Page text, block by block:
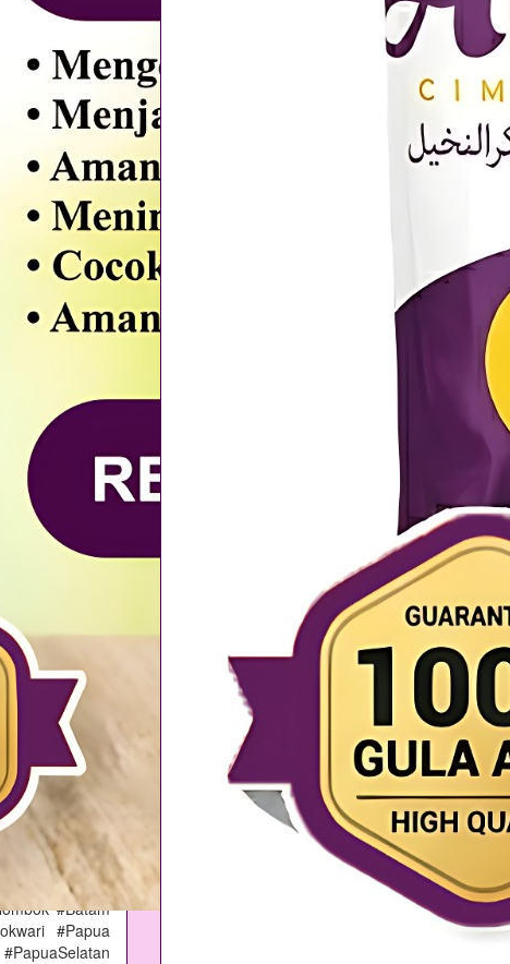
kami
Kami
Cimenteng
yang lama
yang
, rasa manis
di akhir
dengan
ini, dan
ke nomor
#Produsen
#Tempat
#Cianjur
#Purwakarta
#Sukabumi
#Brebes
#Magelang
#Sragen
#Salatiga
#Bojonegoro
#Magetan
#Ponorogo
#Jakarta
#Lebak
#Bantul
#BandaAceh
#Jambi
#Kalimatan
#Sulawesi
#Makassar
#Bali
#Batam
#Papua